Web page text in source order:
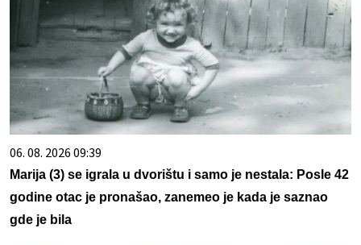
06. 08. 2026 09:39
Marija (3) se igrala u dvorištu i samo je nestala: Posle 42
godine otac je pronašao, zanemeo je kada je saznao
gde je bila